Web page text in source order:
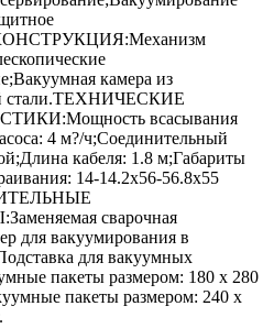
камера из
стали.ТЕХНИЧЕСКИЕ
всасывания
4 м?/ч;Соединительный
кабеля: 1.8 м;Габариты
14-14.2х56-56.8х55
сварочная
для вакуумирования в
для вакуумных
пакеты размером: 180 х 280
пакеты размером: 240 х